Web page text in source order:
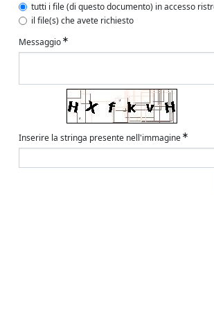
tutti i file (di questo documento) in accesso
il file(s) che avete richiesto
Messaggio
Inserire la stringa presente nell'immagine